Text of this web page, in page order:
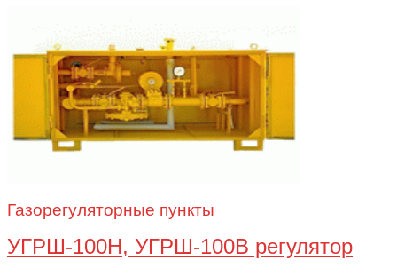
Газорегуляторные пункты
УГРШ-100Н, УГРШ-100В регулятор